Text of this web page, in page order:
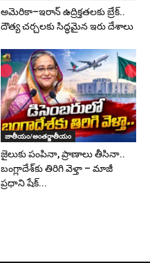
అమెరికా–ఇరాన్ ఉద్రిక్తతలకు బ్రేక్..
దౌత్య చర్చలకు సిద్ధమైన ఇరు దేశాలు
జాతీయం/అంతర్జాతీయం
జైలుకు పంపినా, ప్రాణాలు తీసినా..
బంగ్లాదేశ్‌కు తిరిగి వెళ్తా – మాజీ
ప్రధాని షేక్...